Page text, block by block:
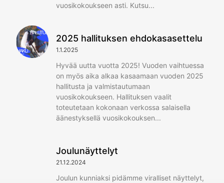
vuosikokoukseen asti. Kutsu
2025 hallituksen ehdokasasettelu
1.1.2025
Hyvää uutta vuotta 2025! Vuoden vaihtuessa
on myös aika alkaa kasaamaan vuoden 2025
hallitusta ja valmistautumaan
vuosikokoukseen. Hallituksen vaalit
toteutetaan kokonaan verkossa salaisella
äänestyksellä vuosikokouksen
Joulunäyttelyt
21.12.2024
Joulun kunniaksi pidämme viralliset näyttelyt,